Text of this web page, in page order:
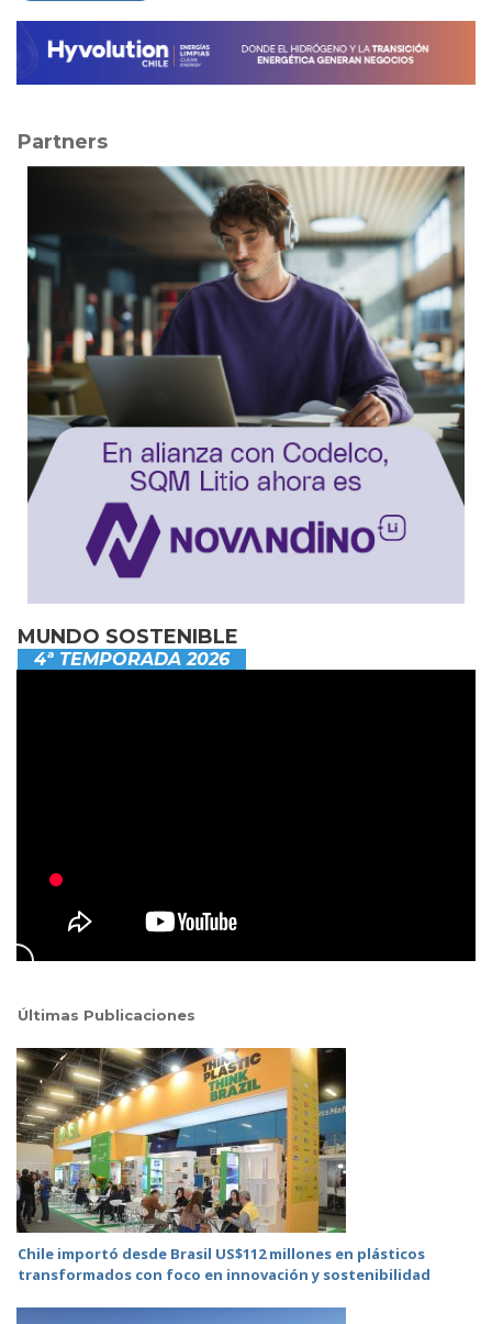
Partners
MUNDO SOSTENIBLE
4ª TEMPORADA 2026
Últimas Publicaciones
Chile importó desde Brasil US$112 millones en plásticos
transformados con foco en innovación y sostenibilidad